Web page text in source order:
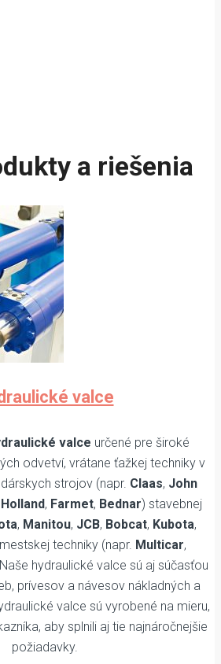
a riešenia
valce
valce určené pre široké
odvetví, vrátane ťažkej techniky v
strojov (napr. Claas, John
, Farmet, Bednar) stavebnej
, Manitou, JCB, Bobcat, Kubota,
techniky (napr. Multicar,
hydraulické valce sú aj súčasťou
prívesov a návesov nákladných a
valce sú vyrobené na mieru,
aby splnili aj tie najnáročnejšie
požiadavky.